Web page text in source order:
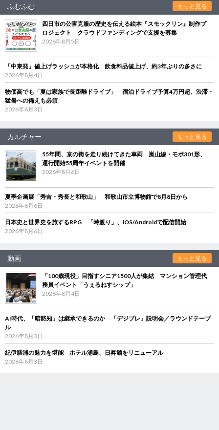
ふむふむ もっと見る
四日市の公害克服の歴史を伝える絵本『スモックリン』制作プ
ロジェクト クラウドファンディングで支援を募集
2026年8月5日
「中東発」値上げラッシュが本格化 飲食料品値上げ、約3年ぶりの多さに
2026年8月4日
物価高でも「夏は家族で長距離ドライブ」 宿泊ドライブ予算4万円超、渋滞・
猛暑への備えも必須
2026年8月3日
カルチャー もっと見る
55年間、京の街を走り続けてきた車両 嵐山線・モボ301形、
運行開始55周年イベントを開催
2026年8月6日
夏季企画展「秀吉・秀長と和歌山」 和歌山市立博物館で8月8日から
2026年8月6日
日本史と世界史を旅するRPG 「時渡り」、iOS/Androidで配信開始
2026年8月6日
動画 もっと見る
「100歳現役」目指すシニア1500人が集結 マンション管理代
務員イベント「うぇるねすシップ」
2026年8月4日
AI時代、「暗黙知」は継承できるのか 「デジブレ」説明会／ラウンドテーブ
ル
2026年8月3日
紀伊勝浦の魅力を堪能 ホテル浦島、日昇館をリニューアル
2026年8月3日